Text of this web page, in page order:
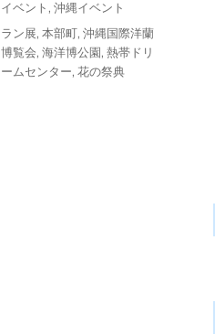
テ
ゴ
リ
イベント , 沖縄イベント
タ
グ
ラン展, 本部町, 沖縄国際洋蘭
博覧会, 海洋博公園, 熱帯ドリ
ームセンター, 花の祭典